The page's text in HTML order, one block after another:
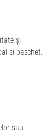
și
și baschet.
sau